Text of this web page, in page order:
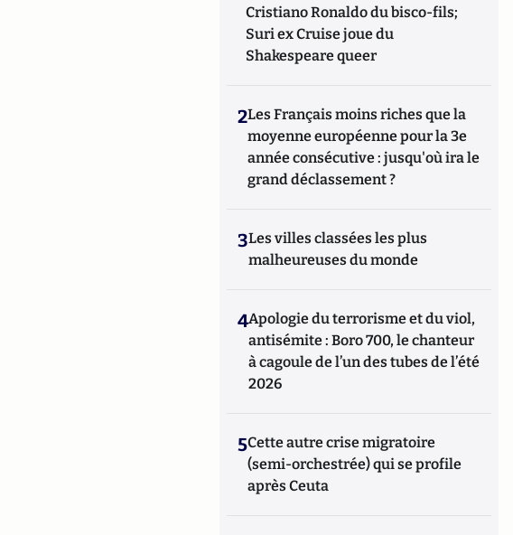
Cristiano Ronaldo du bisco-fils;
Suri ex Cruise joue du
Shakespeare queer
2Les Français moins riches que la
moyenne européenne pour la 3e
année consécutive : jusqu'où ira le
grand déclassement ?
3Les villes classées les plus
malheureuses du monde
4Apologie du terrorisme et du viol,
antisémite : Boro 700, le chanteur
à cagoule de l’un des tubes de l’été
2026
5Cette autre crise migratoire
(semi-orchestrée) qui se profile
après Ceuta